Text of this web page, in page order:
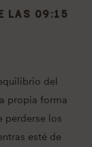
O
LAS 09:15
del
propia forma
perderse los
esté de